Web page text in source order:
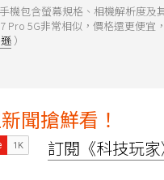
機包含螢幕規格、相機解析度及
7 Pro 5G非常相似，價格還更便宜
）
聞搶鮮看！
訂閱《科技玩